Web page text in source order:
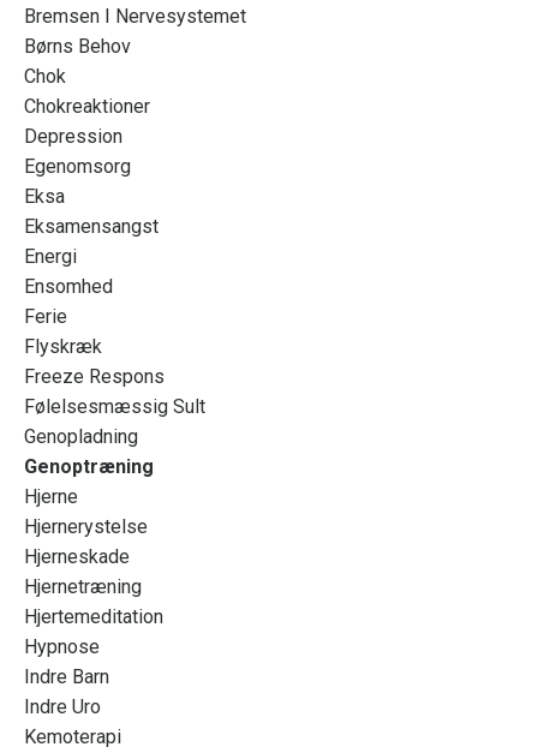
Bremsen I Nervesystemet
Børns Behov
Chok
Chokreaktioner
Depression
Egenomsorg
Eksa
Eksamensangst
Energi
Ensomhed
Ferie
Flyskræk
Freeze Respons
Følelsesmæssig Sult
Genopladning
Genoptræning
Hjerne
Hjernerystelse
Hjerneskade
Hjernetræning
Hjertemeditation
Hypnose
Indre Barn
Indre Uro
Kemoterapi